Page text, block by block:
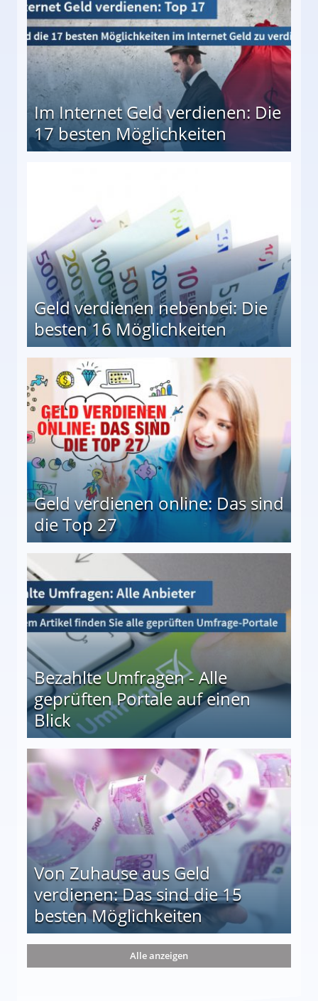
Im Internet Geld verdienen: Die
17 besten Möglichkeiten
Geld verdienen nebenbei: Die
besten 16 Möglichkeiten
Geld verdienen online: Das sind
die Top 27
Bezahlte Umfragen - Alle
geprüften Portale auf einen
Blick
auf einen Blick
Von Zuhause aus Geld
verdienen: Das sind die 15
besten Möglichkeiten
die 15 besten Möglichkeiten
Alle anzeigen